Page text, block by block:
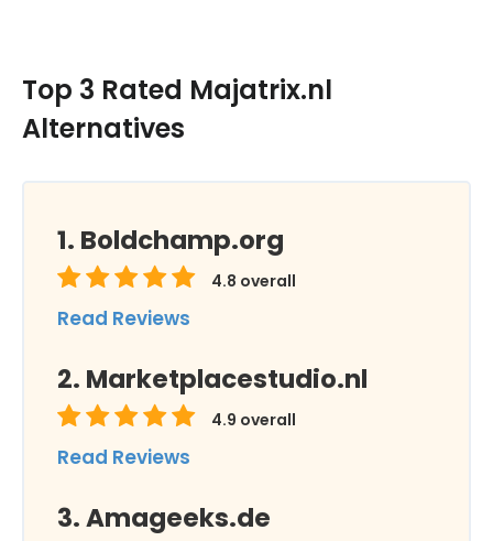
Top 3 Rated Majatrix.nl
Alternatives
Boldchamp.org
4.8 overall
Read Reviews
Marketplacestudio.nl
4.9 overall
Read Reviews
Amageeks.de